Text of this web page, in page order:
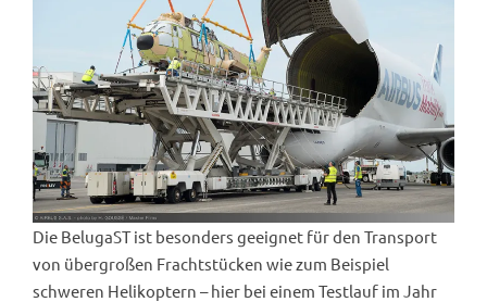
Die BelugaST ist besonders geeignet für den Transport
von übergroßen Frachtstücken wie zum Beispiel
schweren Helikoptern – hier bei einem Testlauf im Jahr